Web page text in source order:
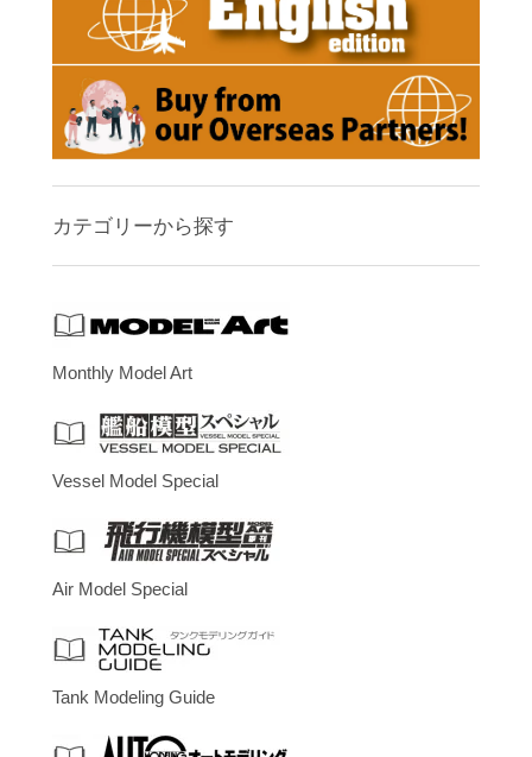
カテゴリーから探す
Monthly Model Art
Vessel Model Special
Air Model Special
Tank Modeling Guide